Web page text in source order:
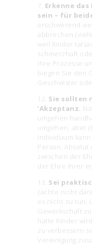
7. Erkenne
sein – für
erschwerend
abbrechen
weil Kinder
schmerzhaft
Ihre Prozesse
biegen Sie den
Geschwister
12. Sie sollten
‘Akzeptanz.
umgehen
umgehen, aber
Individuum kann
Person. Absolut
zwischen der
der Ehre Ihrer
13. Sei
{achte nicht
es nicht zu tun.
Gewerkschaft
hatte Kinder
zu verbessern
Vereinigung